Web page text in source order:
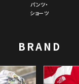
パンツ・
ショーツ
BRAND